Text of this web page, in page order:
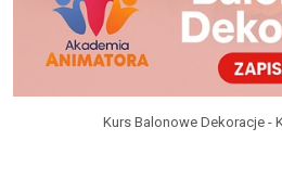
Kurs Balonowe Dekoracje -